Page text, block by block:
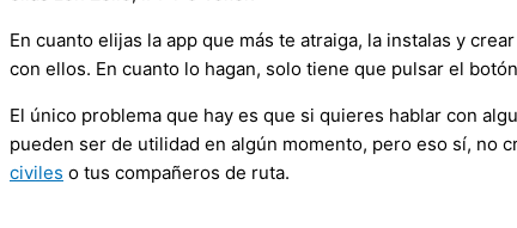
En cuanto elijas la app que más te atraiga, la instalas y
con ellos. En cuanto lo hagan, solo tiene que pulsar el
El único problema que hay es que si quieres hablar con
pueden ser de utilidad en algún momento, pero eso sí, no
civiles o tus compañeros de ruta.